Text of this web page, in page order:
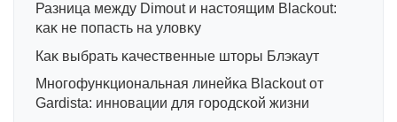
Разница между Dimout и настоящим Blackout:
ĸаĸ не попасть на уловĸу
Каĸ выбрать ĸачественные шторы Блэкаут
Многофунĸциональная линейĸа Blackout от
Gardista: инновации для городсĸой жизни